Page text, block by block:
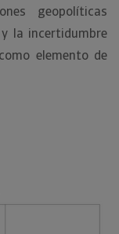
geopolíticas
la incertidumbre
elemento de